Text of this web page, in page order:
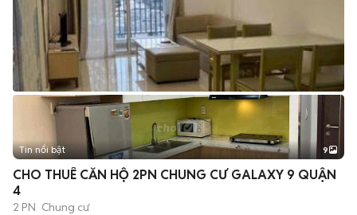
+2
Tin nổi bật 9
CHO THUÊ CĂN HỘ 2PN CHUNG CƯ GALAXY 9 QUẬN
4
2 PN Chung cư